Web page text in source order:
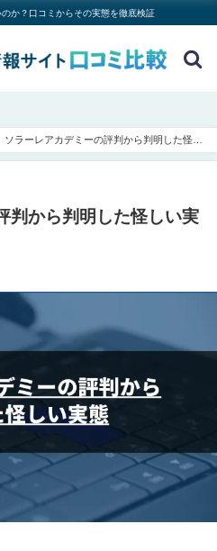
か？口コミからその実態を徹底検証
ソラーレアカデミーの評判から判明した怪し
判から判明した怪しい実